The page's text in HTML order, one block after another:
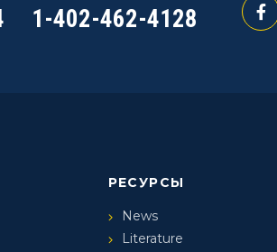
1-402-462-4128
РЕСУРСЫ
News
Literature